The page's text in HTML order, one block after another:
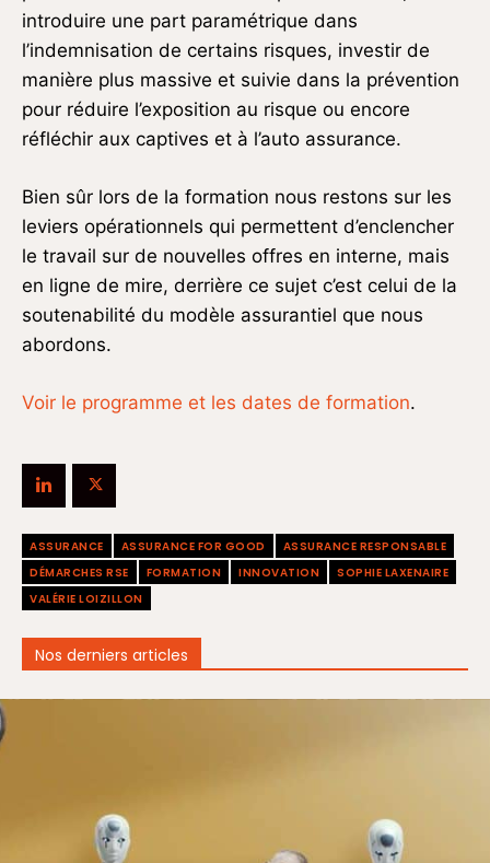
introduire une part paramétrique dans
l’indemnisation de certains risques, investir de
manière plus massive et suivie dans la prévention
pour réduire l’exposition au risque ou encore
réfléchir aux captives et à l’auto assurance.
Bien sûr lors de la formation nous restons sur les
leviers opérationnels qui permettent d’enclencher
le travail sur de nouvelles offres en interne, mais
en ligne de mire, derrière ce sujet c’est celui de la
soutenabilité du modèle assurantiel que nous
abordons.
Voir le programme et les dates de formation.
ASSURANCE ASSURANCE FOR GOOD
ASSURANCE RESPONSABLE
DÉMARCHES RSE
FORMATION INNOVATION
SOPHIE LAXENAIRE
VALÉRIE LOIZILLON
Nos derniers articles